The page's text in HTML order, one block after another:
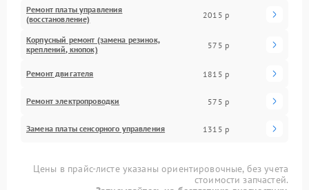
Ремонт платы управления
(восстановление)
2015 р
Корпусный ремонт (замена резинок,
креплений, кнопок)
575 р
Ремонт двигателя 1815 р
Ремонт электропроводки 575 р
Замена платы сенсорного управления 1315 р
Цены в прайс-листе указаны ориентировочные, без учета
стоимости запчастей.